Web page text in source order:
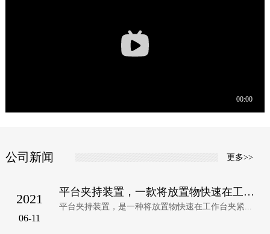
公司新闻 更多>>
2021
06-11
平台夹持装置，一款将放置物快速在工作台夹
平台夹持装置，是一种将放置物快速在工作台夹紧...